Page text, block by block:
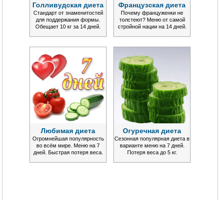
Голливудская диета
Стандарт от знаменитостей
для поддержания формы.
Обещает 10 кг за 14 дней.
Французская диета
Почему француженки не
толстеют? Меню от самой
стройной нации на 14 дней.
Любимая диета
Огромнейшая популярность
во всём мире. Меню на 7
дней. Быстрая потеря веса.
Огуречная диета
Сезонная популярная диета в
варианте меню на 7 дней.
Потеря веса до 5 кг.